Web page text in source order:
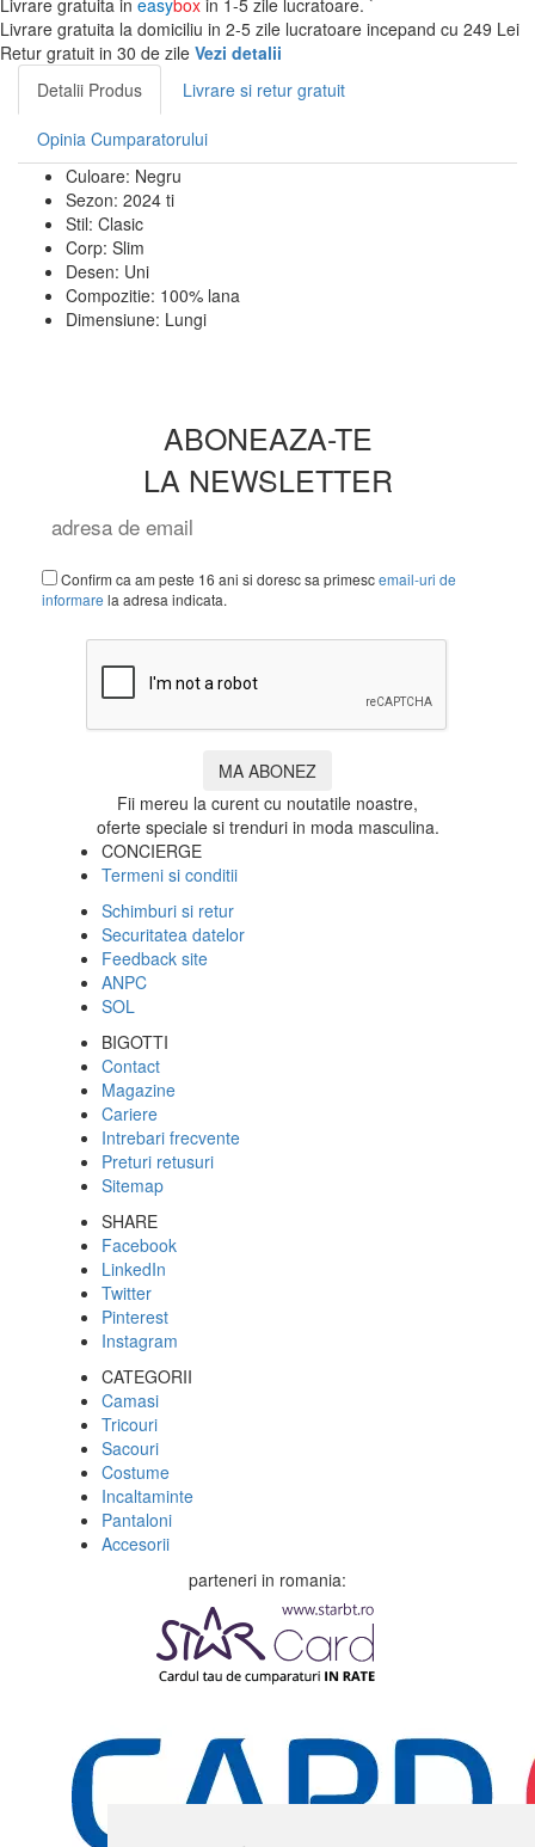
Livrare gratuita la domiciliu in 2-5 zile lucratoare incepand cu 249 Lei
Retur gratuit in 30 de zile Vezi detalii
Detalii Produs
Livrare si retur gratuit
Opinia Cumparatorului
Culoare: Negru
Sezon: 2024 ti
Stil: Clasic
Corp: Slim
Desen: Uni
Compozitie: 100% lana
Dimensiune: Lungi
ABONEAZA-TE
LA NEWSLETTER
Confirm ca am peste 16 ani si doresc sa primescemail-uri de
informare la adresa indicata.
MA ABONEZ
Fii mereu la curent cu noutatile noastre,
oferte speciale si trenduri in moda masculina.
CONCIERGE
Termeni si conditii
Schimburi si retur
Securitatea datelor
Feedback site
ANPC
SOL
BIGOTTI
Contact
Magazine
Cariere
Intrebari frecvente
Preturi retusuri
Sitemap
SHARE
Facebook
LinkedIn
Twitter
Pinterest
Instagram
CATEGORII
Camasi
Tricouri
Sacouri
Costume
Incaltaminte
Pantaloni
Accesorii
parteneri in romania: